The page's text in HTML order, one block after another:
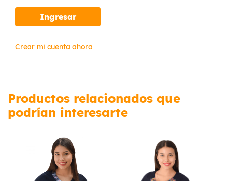
Ingresar
Crear mi cuenta ahora
Productos relacionados que
podrían interesarte